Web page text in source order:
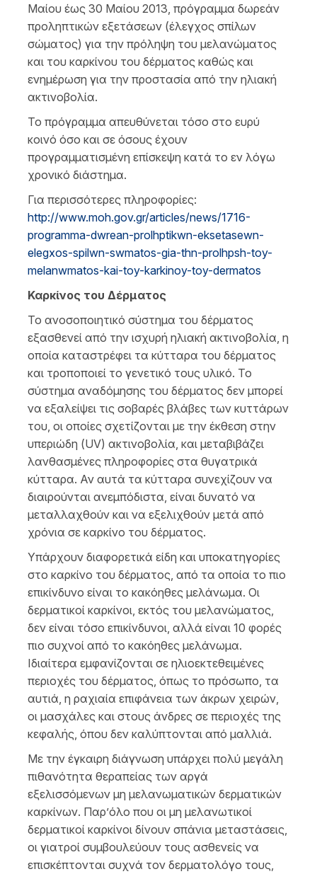
Μαίου έως 30 Μαίου 2013, πρόγραμμα δωρεάν
προληπτικών εξετάσεων (έλεγχος σπίλων
σώματος) για την πρόληψη του μελανώματος
και του καρκίνου του δέρματος καθώς και
ενημέρωση για την προστασία από την ηλιακή
ακτινοβολία.
Το πρόγραμμα απευθύνεται τόσο στο ευρύ
κοινό όσο και σε όσους έχουν
προγραμματισμένη επίσκεψη κατά το εν λόγω
χρονικό διάστημα.
Για περισσότερες πληροφορίες:
http://www.moh.gov.gr/articles/news/1716-
programma-dwrean-prolhptikwn-eksetasewn-
elegxos-spilwn-swmatos-gia-thn-prolhpsh-toy-
melanwmatos-kai-toy-karkinoy-toy-dermatos
Καρκίνος του Δέρματος
Το ανοσοποιητικό σύστημα του δέρματος
εξασθενεί από την ισχυρή ηλιακή ακτινοβολία, η
οποία καταστρέφει τα κύτταρα του δέρματος
και τροποποιεί το γενετικό τους υλικό. Το
σύστημα αναδόμησης του δέρματος δεν μπορεί
να εξαλείψει τις σοβαρές βλάβες των κυττάρων
του, οι οποίες σχετίζονται με την έκθεση στην
υπεριώδη (UV) ακτινοβολία, και μεταβιβάζει
λανθασμένες πληροφορίες στα θυγατρικά
κύτταρα. Αν αυτά τα κύτταρα συνεχίζουν να
διαιρούνται ανεμπόδιστα, είναι δυνατό να
μεταλλαχθούν και να εξελιχθούν μετά από
χρόνια σε καρκίνο του δέρματος.
Υπάρχουν διαφορετικά είδη και υποκατηγορίες
στο καρκίνο του δέρματος, από τα οποία το πιο
επικίνδυνο είναι το κακόηθες μελάνωμα. Οι
δερματικοί καρκίνοι, εκτός του μελανώματος,
δεν είναι τόσο επικίνδυνοι, αλλά είναι 10 φορές
πιο συχνοί από το κακόηθες μελάνωμα.
Ιδιαίτερα εμφανίζονται σε ηλιοεκτεθειμένες
περιοχές του δέρματος, όπως το πρόσωπο, τα
αυτιά, η ραχιαία επιφάνεια των άκρων χειρών,
οι μασχάλες και στους άνδρες σε περιοχές της
κεφαλής, όπου δεν καλύπτονται από μαλλιά.
Με την έγκαιρη διάγνωση υπάρχει πολύ μεγάλη
πιθανότητα θεραπείας των αργά
εξελισσόμενων μη μελανωματικών δερματικών
καρκίνων. Παρ’όλο που οι μη μελανωτικοί
δερματικοί καρκίνοι δίνουν σπάνια μεταστάσεις,
οι γιατροί συμβουλεύουν τους ασθενείς να
επισκέπτονται συχνά τον δερματολόγο τους,